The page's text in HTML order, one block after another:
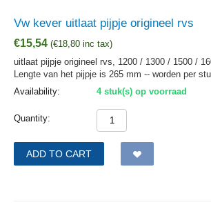
Vw kever uitlaat pijpje origineel rvs
€15,54 (€18,80 inc tax)
uitlaat pijpje origineel rvs, 1200 / 1300 / 1500 /
Lengte van het pijpje is 265 mm -- worden per
Availability:
4 stuk(s) op voorraad
Quantity:
ADD TO CART